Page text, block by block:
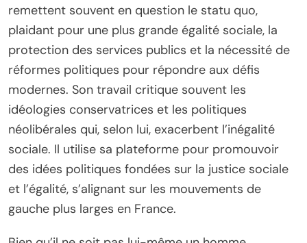
remettent souvent en question le statu quo,
plaidant pour une plus grande égalité sociale, la
protection des services publics et la nécessité de
réformes politiques pour répondre aux défis
modernes. Son travail critique souvent les
idéologies conservatrices et les politiques
néolibérales qui, selon lui, exacerbent l’inégalité
sociale. Il utilise sa plateforme pour promouvoir
des idées politiques fondées sur la justice sociale
et l’égalité, s’alignant sur les mouvements de
gauche plus larges en France.